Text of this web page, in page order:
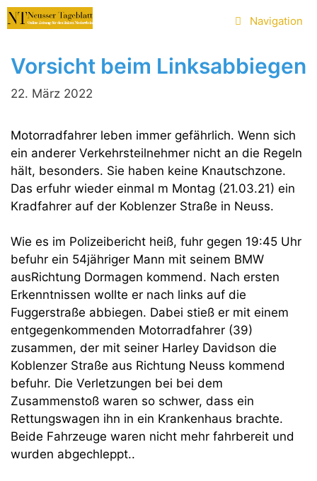
Zum
Inhalt
Navigation
Vorsicht beim Linksabbiegen
22. März 2022
Motorradfahrer leben immer gefährlich. Wenn sich
ein anderer Verkehrsteilnehmer nicht an die Regeln
hält, besonders. Sie haben keine Knautschzone.
Das erfuhr wieder einmal m Montag (21.03.21) ein
Kradfahrer auf der Koblenzer Straße in Neuss.
Wie es im Polizeibericht heiß, fuhr gegen 19:45 Uhr
befuhr ein 54jähriger Mann mit seinem BMW
ausRichtung Dormagen kommend. Nach ersten
Erkenntnissen wollte er nach links auf die
Fuggerstraße abbiegen. Dabei stieß er mit einem
entgegenkommenden Motorradfahrer (39)
zusammen, der mit seiner Harley Davidson die
Koblenzer Straße aus Richtung Neuss kommend
befuhr. Die Verletzungen bei bei dem
Zusammenstoß waren so schwer, dass ein
Rettungswagen ihn in ein Krankenhaus brachte.
Beide Fahrzeuge waren nicht mehr fahrbereit und
wurden abgechleppt..